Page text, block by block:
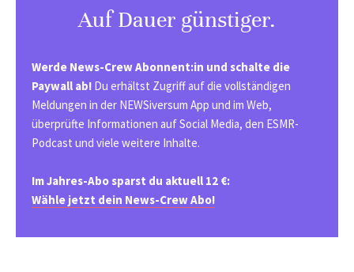
Auf Dauer günstiger.
Werde News-Crew Abonnent:in und schalte die
Paywall ab! Du erhältst Zugriff auf die vollständigen
Meldungen in der NEWSiversum App und im Web,
überprüfte Informationen auf Social Media, den ESMR-
Podcast und viele weitere Inhalte.
Im Jahres-Abo sparst du aktuell 12 €:
Wähle jetzt dein News-Crew Abo!